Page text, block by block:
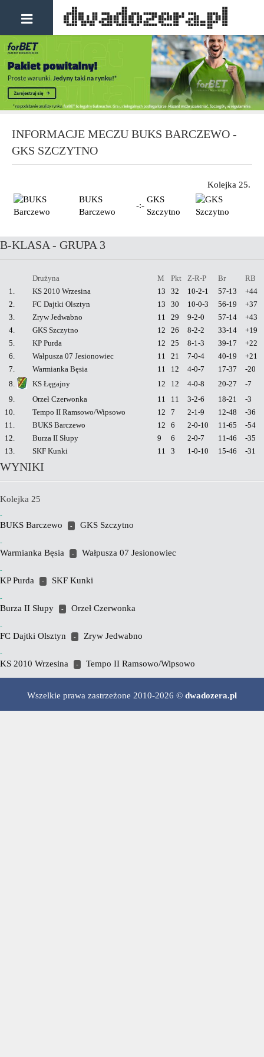
INFORMACJE MECZU BUKS BARCZEWO -
GKS SZCZYTNO
Kolejka 25.
BUKS
Barczewo
-:-
GKS
Szczytno
B-KLASA - GRUPA 3
Drużyna M Pkt Z-R-P Br
RB
1.
KS 2010 Wrzesina 13 32 10-2-1 57-13
+44
2.
FC Dajtki Olsztyn 13 30 10-0-3 56-19
+37
3.
Zryw Jedwabno 11 29 9-2-0 57-14
+43
4.
GKS Szczytno 12 26 8-2-2 33-14
+19
5.
KP Purda 12 25 8-1-3 39-17
+22
6.
Wałpusza 07 Jesionowiec 11 21 7-0-4 40-19
+21
7.
Warmianka Bęsia 11 12 4-0-7 17-37
-20
8.
KS Łęgajny 12 12 4-0-8 20-27
-7
9.
Orzeł Czerwonka 11 11 3-2-6 18-21
-3
10.
Tempo II Ramsowo/Wipsowo 12 7 2-1-9 12-48
-36
11.
BUKS Barczewo 12 6 2-0-10 11-65
-54
12.
Burza II Słupy 9 6 2-0-7 11-46
-35
13.
SKF Kunki 11 3 1-0-10 15-46 -31
WYNIKI
Kolejka 25
-
BUKS Barczewo - GKS Szczytno
-
Warmianka Bęsia - Wałpusza 07 Jesionowiec
-
KP Purda - SKF Kunki
-
Burza II Słupy - Orzeł Czerwonka
-
FC Dajtki Olsztyn - Zryw Jedwabno
-
KS 2010 Wrzesina - Tempo II Ramsowo/Wipsowo
Wszelkie prawa zastrzeżone 2010-2026 © dwadozera.pl